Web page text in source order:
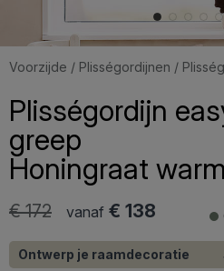
Voorzijde / Plisségordijnen /
Plisségordijn
greep
Honingraat
vanaf € 138
€ 172
Ontwerp je raamdecoratie